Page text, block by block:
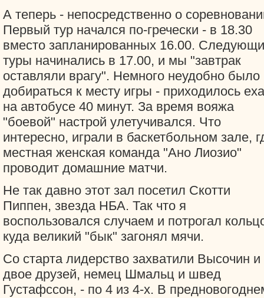
А теперь - непосредственно о
Первый тур начался по-гречески - в 18.30
вместо запланированных 16.00.
туры начинались в 17.00, и мы "завтрак
оставляли врагу". Немного неудобно было
добираться к месту игры - приходилось
на автобусе 40 минут. За время вояжа
"боевой" настрой улетучивался. Что
интересно, играли в баскетбольном зале,
местная женская команда "Ано Лиозио"
проводит домашние матчи.
Не так давно этот зал посетил Скотти
Пиппен, звезда НБА. Так что я
воспользовался случаем и потрогал
куда великий "бык" загонял мячи.
Со старта лидерство захватили Высочин и
двое друзей, немец Шмальц и швед
Густафссон, - по 4 из 4-х. В